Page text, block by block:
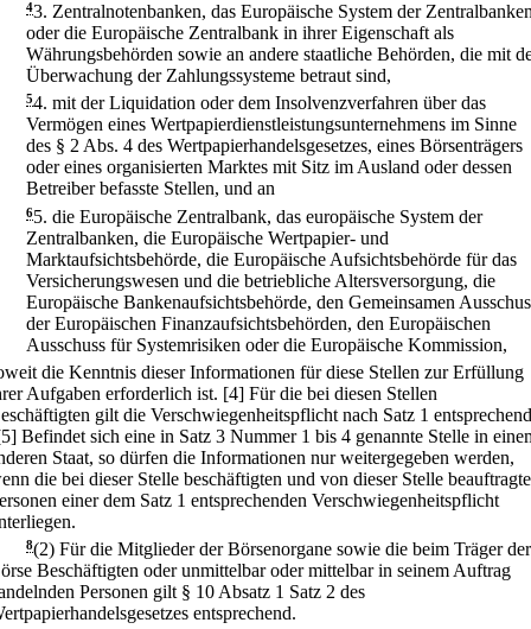
43. Zentralnotenbanken, das Europäische System der
oder die Europäische Zentralbank in ihrer Eigenschaft als
Währungsbehörden sowie an andere staatliche Behörden, die mit
Überwachung der Zahlungssysteme betraut sind,
54. mit der Liquidation oder dem Insolvenzverfahren über das
Vermögen eines Wertpapierdienstleistungsunternehmens im Sinne
des § 2 Abs. 4 des Wertpapierhandelsgesetzes, eines Börsenträgers
oder eines organisierten Marktes mit Sitz im Ausland oder dessen
Betreiber befasste Stellen, und an
65. die Europäische Zentralbank, das europäische System der
Zentralbanken, die Europäische Wertpapier- und
Marktaufsichtsbehörde, die Europäische Aufsichtsbehörde für das
Versicherungswesen und die betriebliche Altersversorgung, die
Europäische Bankenaufsichtsbehörde, den Gemeinsamen
der Europäischen Finanzaufsichtsbehörden, den Europäischen
Ausschuss für Systemrisiken oder die Europäische Kommission,
die Kenntnis dieser Informationen für diese Stellen zur Erfüllung
Aufgaben erforderlich ist. [4] Für die bei diesen Stellen
gilt die Verschwiegenheitspflicht nach Satz 1
Befindet sich eine in Satz 3 Nummer 1 bis 4 genannte Stelle in
Staat, so dürfen die Informationen nur weitergegeben werden,
die bei dieser Stelle beschäftigten und von dieser Stelle
einer dem Satz 1 entsprechenden Verschwiegenheitspflicht
8(2) Für die Mitglieder der Börsenorgane sowie die beim Träger der
Beschäftigten oder unmittelbar oder mittelbar in seinem Auftrag
Personen gilt § 10 Absatz 1 Satz 2 des
entsprechend.